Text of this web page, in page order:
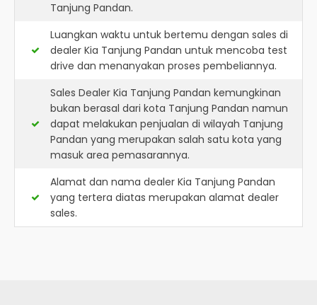
Tanjung Pandan.
Luangkan waktu untuk bertemu dengan sales di
dealer Kia Tanjung Pandan untuk mencoba test
drive dan menanyakan proses pembeliannya.
Sales Dealer Kia Tanjung Pandan kemungkinan
bukan berasal dari kota Tanjung Pandan namun
dapat melakukan penjualan di wilayah Tanjung
Pandan yang merupakan salah satu kota yang
masuk area pemasarannya.
Alamat dan nama dealer Kia Tanjung Pandan
yang tertera diatas merupakan alamat dealer
sales.